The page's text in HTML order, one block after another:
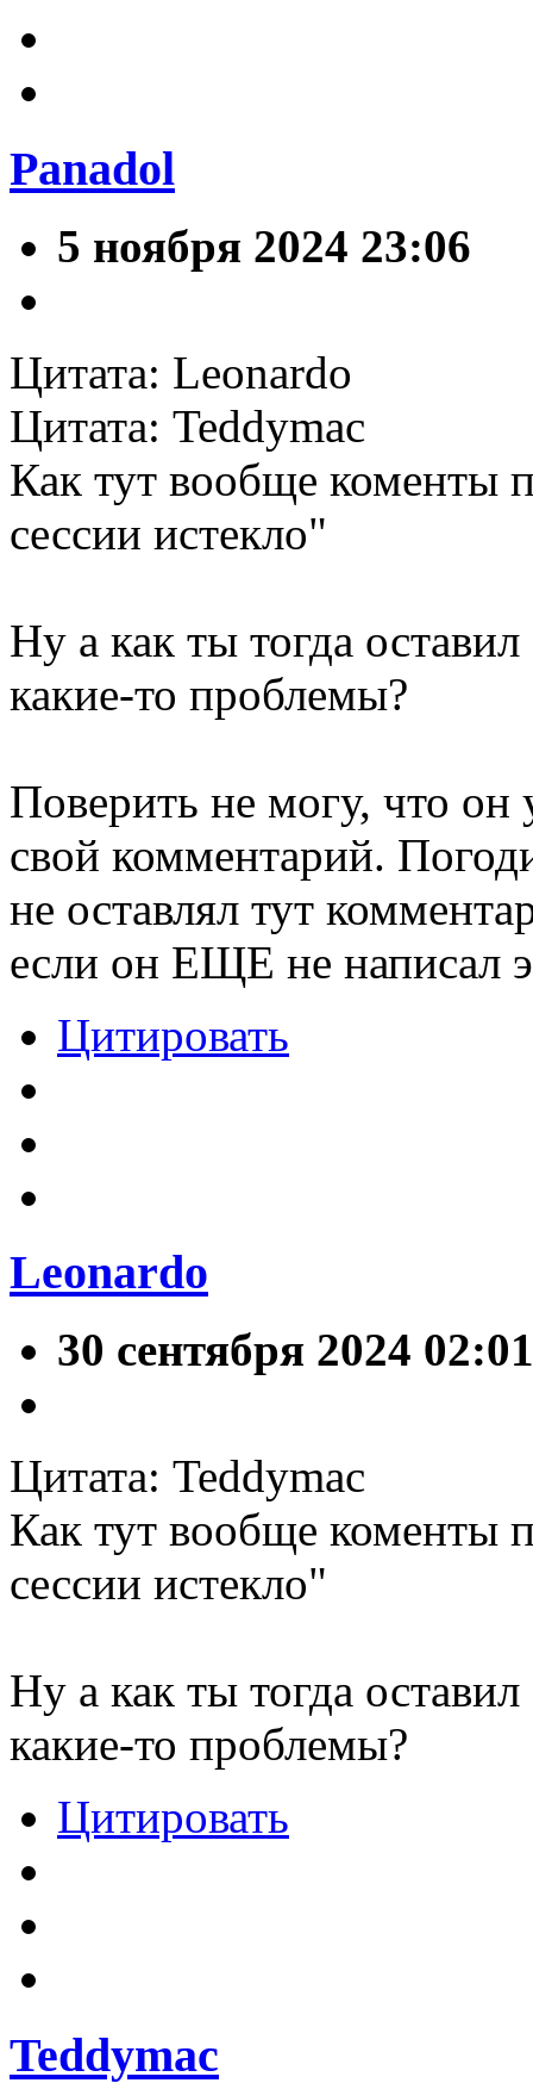
Panadol
5 ноября 2024 23:06
Цитата: Leonardo
Цитата: Teddymac
Как тут вообще коменты
сессии истекло"
Ну а как ты тогда
какие-то проблемы?
Поверить не могу, что
свой комментарий.
не оставлял тут
если он ЕЩЕ не написал
Цитировать
Leonardo
30 сентября 2024 02:01
Цитата: Teddymac
Как тут вообще коменты
сессии истекло"
Ну а как ты тогда
какие-то проблемы?
Цитировать
Teddymac